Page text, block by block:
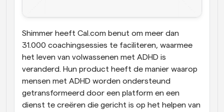
Shimmer heeft Cal.com benut om meer dan
31.000 coachingsessies te faciliteren, waarmee
het leven van volwassenen met ADHD is
veranderd. Hun product heeft de manier waarop
mensen met ADHD worden ondersteund
getransformeerd door een platform en een
dienst te creëren die gericht is op het helpen van